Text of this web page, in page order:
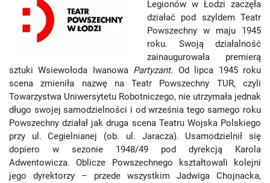
Legionów w Łodzi zaczęła
działać pod szyldem Teatr
Powszechny w maju 1945
roku. Swoją działalność
zainaugurowała premierą
sztuki Wsiewołoda Iwanowa Partyzant. Od lipca 1945 roku
scena zmieniła nazwę na Teatr Powszechny TUR, czyli
Towarzystwa Uniwersytetu Robotniczego, nie utrzymała jednak
długo swojej samodzielności i od września tego samego roku
Powszechny działał jak druga scena Teatru Wojska Polskiego
przy ul. Cegielnianej (ob. ul. Jaracza). Usamodzielnił się
dopiero w sezonie 1948/49 pod dyrekcją Karola
Adwentowicza. Oblicze Powszechnego kształtowali kolejni
jego dyrektorzy – przede wszystkim Jadwiga Chojnacka,